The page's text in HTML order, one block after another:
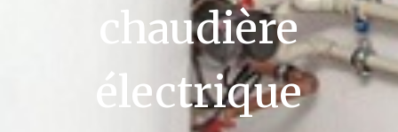
chaudière
électrique